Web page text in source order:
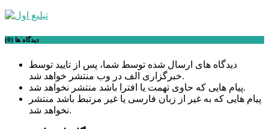
دیدگاه ها (0)
دیدگاه های ارسال شده توسط شما، پس از تایید توسط
خبرگزاری الف در وب منتشر خواهد شد.
پیام هایی که حاوی تهمت یا افترا باشد منتشر نخواهد شد.
پیام هایی که به غیر از زبان فارسی یا غیر مرتبط باشد منتشر
نخواهد شد.